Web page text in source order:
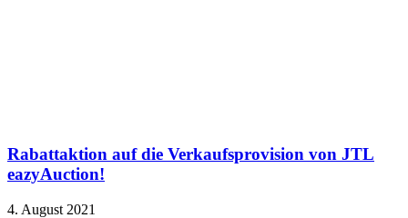
Rabattaktion auf die Verkaufsprovision von JTL
eazyAuction!
4. August 2021